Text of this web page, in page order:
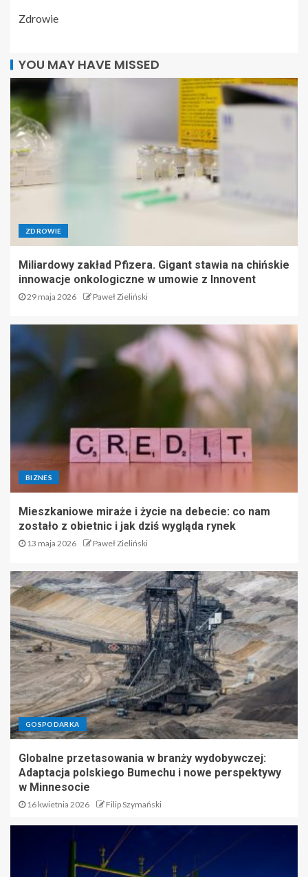
Zdrowie
YOU MAY HAVE MISSED
ZDROWIE
Miliardowy zakład Pfizera. Gigant stawia na chińskie
innowacje onkologiczne w umowie z Innovent
29 maja 2026 Paweł Zieliński
BIZNES
Mieszkaniowe miraże i życie na debecie: co nam
zostało z obietnic i jak dziś wygląda rynek
13 maja 2026 Paweł Zieliński
GOSPODARKA
Globalne przetasowania w branży wydobywczej:
Adaptacja polskiego Bumechu i nowe perspektywy
w Minnesocie
16 kwietnia 2026 Filip Szymański